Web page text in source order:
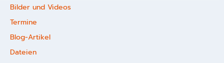
Bilder und Videos
Termine
Blog-Artikel
Dateien